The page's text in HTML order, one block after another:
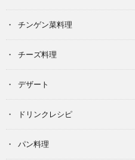
チンゲン菜料理
チーズ料理
デザート
ドリンクレシピ
パン料理